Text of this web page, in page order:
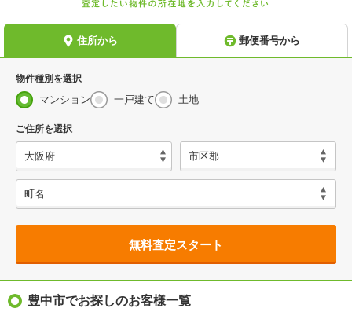
物件種別を選択
マンション 一戸建て 土地
ご住所を選択
無料査定スタート
豊中市でお探しのお客様一覧